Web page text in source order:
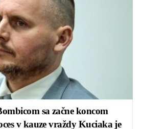
sa začne koncom
v kauze vraždy Kuciaka je